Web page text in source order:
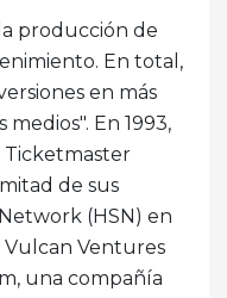
producción de
En total,
en más
En 1993,
de sus
(HSN) en
Vulcan Ventures
una compañía